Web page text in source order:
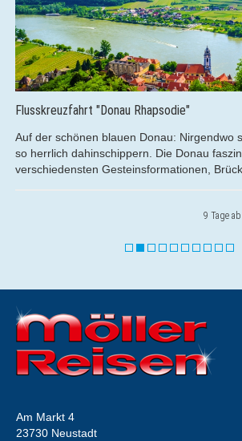
Rhapsodie"
blauen Donau: Nirgendwo sonst lässt es sich
Die Donau fasziniert mit
Gesteinsformationen, Brücken,...
1.895,00 € p.P.
Am Markt 4
23730 Neustadt